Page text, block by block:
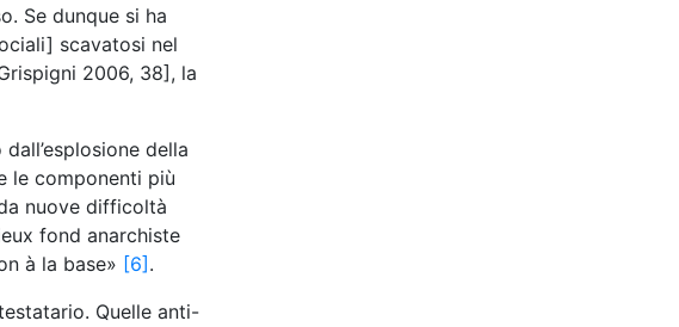
Se dunque si ha
scavatosi nel
2006, 38], la
della
le componenti più
nuove difficoltà
fond anarchiste
à la base» [6] .
Quelle anti-